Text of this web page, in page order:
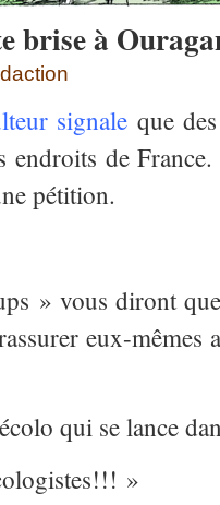
brise à
signale que
endroits de
pétition.
» vous diront
eux-mêmes
qui se lance
»